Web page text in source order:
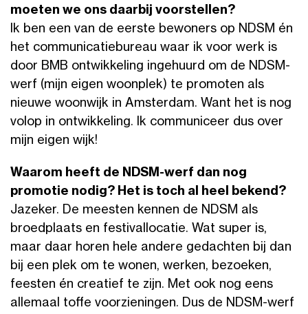
moeten we ons daarbij voorstellen?
Ik ben een van de eerste bewoners op NDSM én
het communicatiebureau waar ik voor werk is
door BMB ontwikkeling ingehuurd om de NDSM-
werf (mijn eigen woonplek) te promoten als
nieuwe woonwijk in Amsterdam. Want het is nog
volop in ontwikkeling. Ik communiceer dus over
mijn eigen wijk!
Waarom heeft de NDSM-werf dan nog
promotie nodig? Het is toch al heel bekend?
Jazeker. De meesten kennen de NDSM als
broedplaats en festivallocatie. Wat super is,
maar daar horen hele andere gedachten bij dan
bij een plek om te wonen, werken, bezoeken,
feesten én creatief te zijn. Met ook nog eens
allemaal toffe voorzieningen. Dus de NDSM-werf